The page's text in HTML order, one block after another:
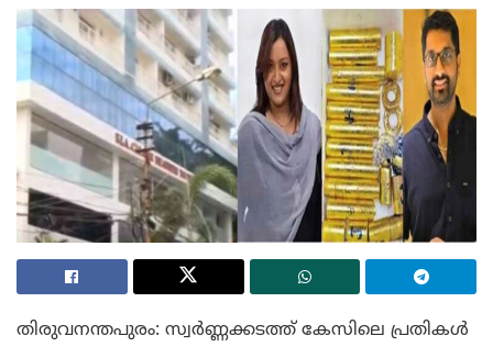
തിരുവനന്തപുരം: സ്വർണ്ണക്കടത്ത് കേസിലെ പ്രതികൾ